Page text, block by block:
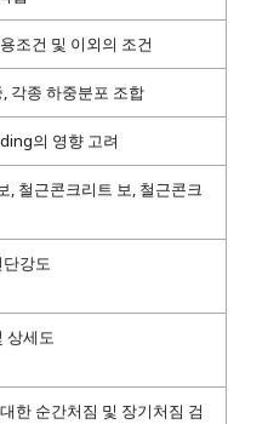
조건 및 이외의 조건
각종 하중분포 조합
의 영향 고려
, 철근콘크리트 보, 철근콘크
강도
상세도
한 순간처짐 및 장기처짐 검